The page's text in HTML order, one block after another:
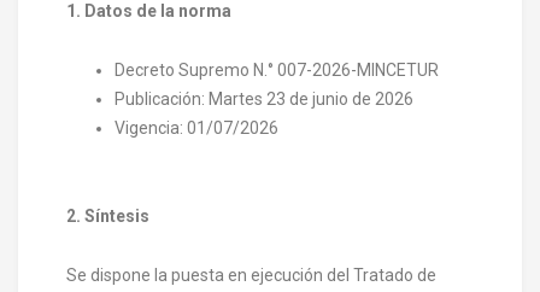
1. Datos de la norma
Decreto Supremo N.° 007-2026-MINCETUR
Publicación: Martes 23 de junio de 2026
Vigencia: 01/07/2026
2. Síntesis
Se dispone la puesta en ejecución del Tratado de